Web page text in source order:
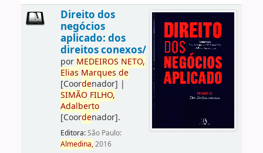
Direito dos
negócios
aplicado: dos
direitos conexos/
por MEDEIROS NETO,
Elias Marques de
[Coordenador] |
SIMÃO FILHO,
Adalberto
[Coordenador].
Editora:São Paulo:
Almedina,2016